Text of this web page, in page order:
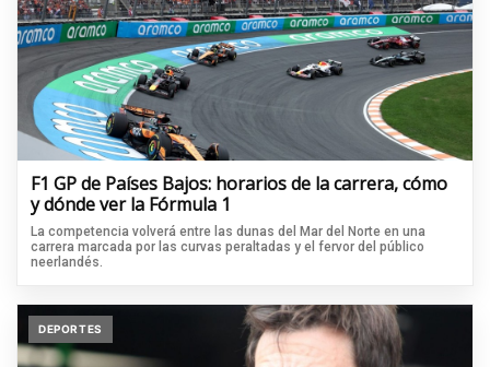
F1 GP de Países Bajos: horarios de la carrera, cómo
y dónde ver la Fórmula 1
La competencia volverá entre las dunas del Mar del Norte en una
carrera marcada por las curvas peraltadas y el fervor del público
neerlandés.
DEPORTES